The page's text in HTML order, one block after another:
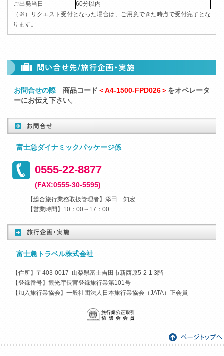
ご出発当日
60分以内
（※）リクエスト受付となった場合は、ご用意できた時点で受付完了とな
ります。
お問合せの際商品コード ＜A4-1500-FPD026＞ をオペレータ
ーにお伝え下さい。
富士急ダイナミックパッケージ係
0555-22-8877
(FAX:0555-30-5595)
【総合旅行業務取扱管理者】添田 知宏
【営業時間】10：00～17：00
富士急トラベル株式会社
【住所】〒403-0017 山梨県富士吉田市新西原5-2-1 3階
【登録番号】観光庁長官登録旅行業第101号
【加入旅行業協会】一般社団法人日本旅行業協会（JATA）正会員